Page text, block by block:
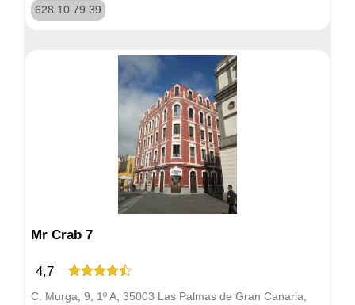
628 10 79 39
Mr Crab 7
4,7
C. Murga, 9, 1º A, 35003 Las Palmas de Gran Canaria,